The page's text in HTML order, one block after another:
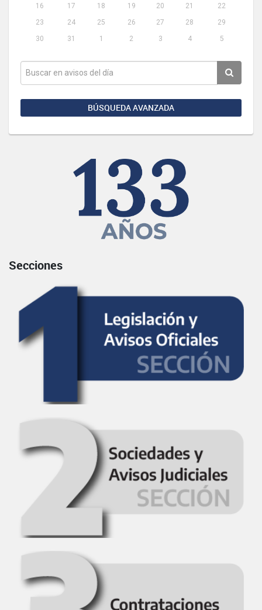
16
17 18 19 20 21
22
23
24 25 26 27 28
29
30
31 1 2 3 4 5
BÚSQUEDA AVANZADA
Secciones